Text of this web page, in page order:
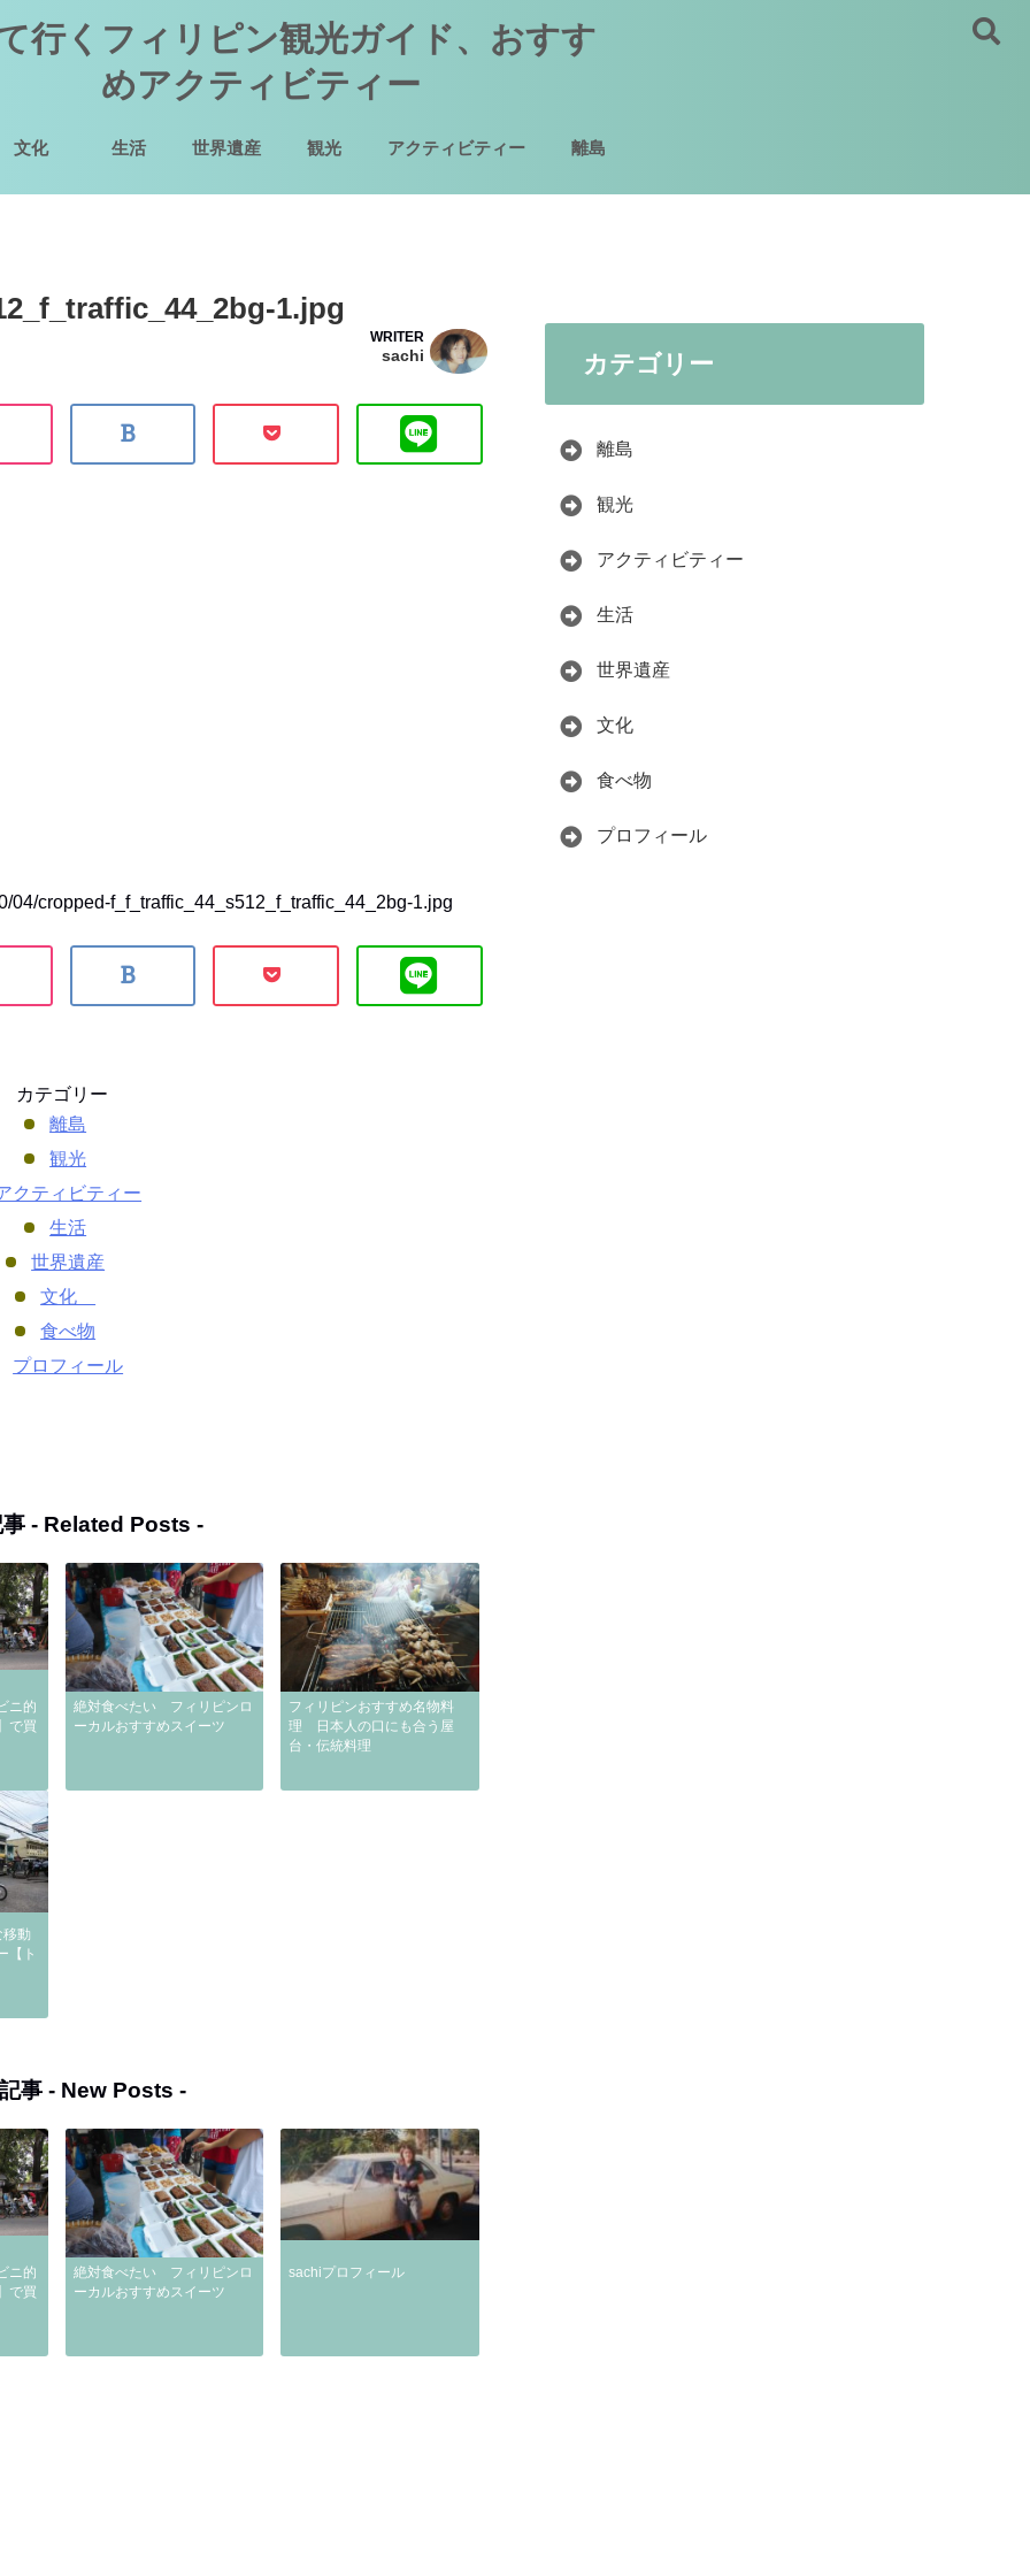
行くフィリピン観光ガイド、おすす
めアクティビティー
文化 生活 世界遺産 観光 アクティビティー 離島
1.jpg
WRITER
sachi
04/cropped-f_f_traffic_44_s512_f_traffic_44_2bg-1.jpg
カテゴリー
離島
観光
クティビティー
生活
世界遺産
文化
食べ物
プロフィール
- Related Posts -
ニ的
で買
絶対食べたい フィリピンロ
ーカルおすすめスイーツ
フィリピンおすすめ名物料
理 日本人の口にも合う屋
台・伝統料理
動
【ト
事 - New Posts -
ニ的
で買
絶対食べたい フィリピンロ
ーカルおすすめスイーツ
sachiプロフィール
カテゴリー
離島
観光
アクティビティー
生活
世界遺産
文化
食べ物
プロフィール